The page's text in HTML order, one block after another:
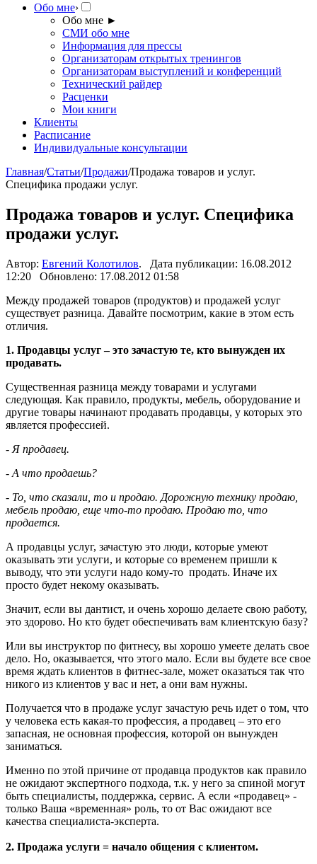
Обо мне›
Обо мне ►
СМИ обо мне
Информация для прессы
Организаторам открытых тренингов
Организаторам выступлений и конференций
Технический райдер
Расценки
Мои книги
Клиенты
Расписание
Индивидуальные консультации
Главная/Статьи/Продажи/Продажа товаров и услуг.
Специфика продажи услуг.
Продажа товаров и услуг. Специфика
продажи услуг.
Автор: Евгений Колотилов. Дата публикации: 16.08.2012
12:20 Обновлено: 17.08.2012 01:58
Между продажей товаров (продуктов) и продажей услуг
существует разница. Давайте посмотрим, какие в этом есть
отличия.
1. Продавцы услуг – это зачастую те, кто вынужден их
продавать.
Существенная разница между товарами и услугами
следующая. Как правило, продукты, мебель, оборудование и
другие товары начинают продавать продавцы, у которых это
является профессией.
- Я продавец.
- А что продаешь?
- То, что сказали, то и продаю. Дорожную технику продаю,
мебель продаю, еще что-то продаю. Продаю то, что
продается.
А продавцы услуг, зачастую это люди, которые умеют
оказывать эти услуги, и которые со временем пришли к
выводу, что эти услуги надо кому-то продать. Иначе их
просто будет некому оказывать.
Значит, если вы дантист, и очень хорошо делаете свою работу,
это здорово. Но кто будет обеспечивать вам клиентскую базу?
Или вы инструктор по фитнесу, вы хорошо умеете делать свое
дело. Но, оказывается, что этого мало. Если вы будете все свое
время ждать клиентов в фитнес-зале, может оказаться так что
никого из клиентов у вас и нет, а они вам нужны.
Получается что в продаже услуг зачастую речь идет о том, что
у человека есть какая-то профессия, а продавец – это его
запасная, не основная профессия, которой он вынужден
заниматься.
Именно по этой причине от продавца продуктов как правило
не ожидают экспертного подхода, т.к. у него за спиной могут
быть специалисты, поддержка, сервис. А если «продавец» -
только Ваша «временная» роль, то от Вас ожидают все
качества специалиста-эксперта.
2. Продажа услуги = начало общения с клиентом.